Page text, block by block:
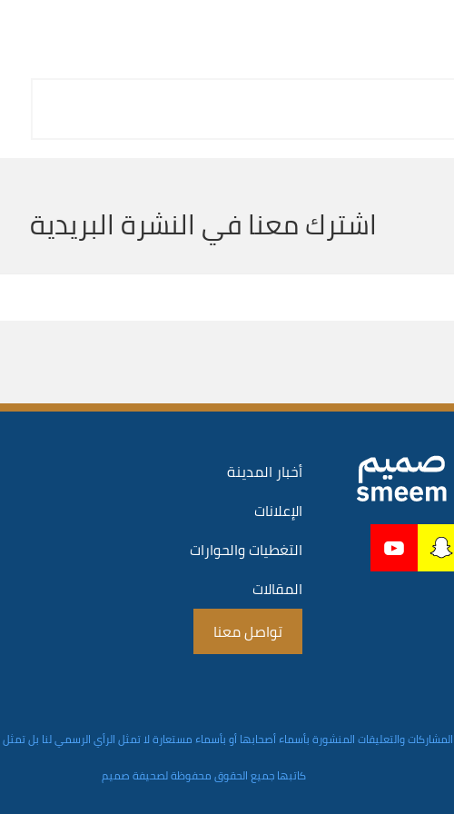
اشترك معنا في النشرة البريدية
أخبار المدينة
الإعلانات
التغطيات والحوارات
المقالات
تواصل معنا
المشاركات والتعليقات المنشورة بأسماء أصحابها أو بأسماء مستعارة لا تمثل الرأي الرسمي لنا بل
كاتبها جميع الحقوق محفوظة لصحيفة صميم